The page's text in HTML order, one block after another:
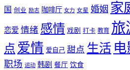
国 创业 励志 咖啡厅 女力 女星 婚姻 家
恋爱 情绪 感情 戏剧 打卡 教育 旅
点 爱情 爱自己 甜点 生活
职场 运动 韩剧 餐厅 饮食